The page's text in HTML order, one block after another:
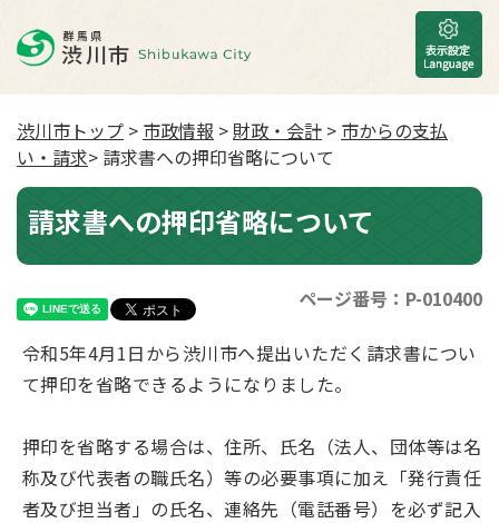
渋川市トップ > 市政情報 >財政・会計 > 市からの支払
い・請求> 請求書への押印省略について
請求書への押印省略について
ページ番号：P-010400
令和5年4月1日から渋川市へ提出いただく請求書につい
て押印を省略できるようになりました。
押印を省略する場合は、住所、氏名（法人、団体等は名
称及び代表者の職氏名）等の必要事項に加え「発行責任
者及び担当者」の氏名、連絡先（電話番号）を必ず記入